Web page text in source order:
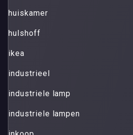
huiskamer
hulshoff
ikea
industrieel
industriele lamp
industriele lampen